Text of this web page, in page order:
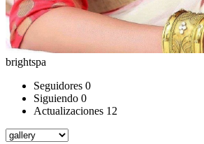
brightspa
Seguidores 0
Siguiendo 0
Actualizaciones 12